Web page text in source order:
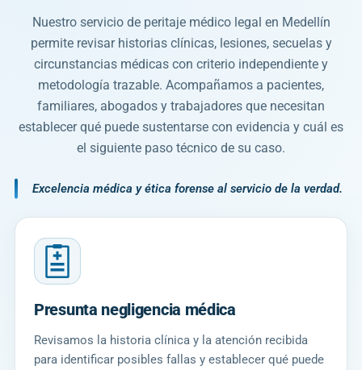
Nuestro servicio de peritaje médico legal en Medellín
permite revisar historias clínicas, lesiones, secuelas y
circunstancias médicas con criterio independiente y
metodología trazable. Acompañamos a pacientes,
familiares, abogados y trabajadores que necesitan
establecer qué puede sustentarse con evidencia y cuál es
el siguiente paso técnico de su caso.
Excelencia médica y ética forense al servicio de la verdad.
Presunta negligencia médica
Revisamos la historia clínica y la atención recibida
para identificar posibles fallas y establecer qué puede